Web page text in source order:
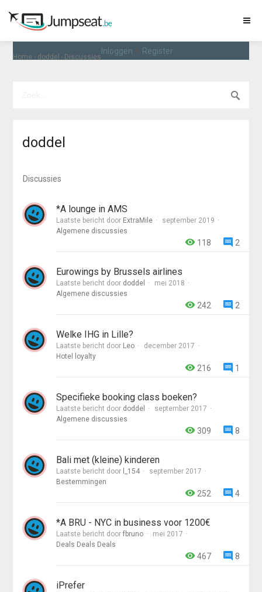
Home › doddel › Discussies
Inloggen Register
doddel
Discussies
*A lounge in AMS
Laatste bericht door ExtraMile
september 2019
Algemene discussies
2
118
Eurowings by Brussels airlines
Laatste bericht door doddel
mei 2018
Algemene discussies
2
242
Welke IHG in Lille?
Laatste bericht door Leo
december 2017
Hotel loyalty
1
216
Specifieke booking class boeken?
Laatste bericht door doddel
september 2017
Algemene discussies
8
309
Bali met (kleine) kinderen
Laatste bericht door l_154
september 2017
Bestemmingen
4
252
*A BRU - NYC in business voor 1200€
Laatste bericht doorfbruno
mei 2017
Deals Deals Deals
8
467
iPrefer